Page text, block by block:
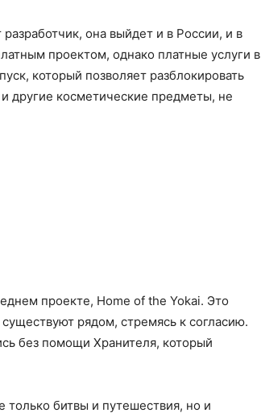
она выйдет и в России, и в
проектом, однако платные услуги в
который позволяет разблокировать
другие косметические предметы, не
проекте, Home of the Yokai. Это
рядом, стремясь к согласию.
без помощи Хранителя, который
только битвы и путешествия, но и